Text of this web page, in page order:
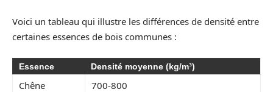
Voici un tableau qui illustre les différences de densité entre
certaines essences de bois communes :
Essence Densité moyenne (kg/m³)
Chêne
700-800